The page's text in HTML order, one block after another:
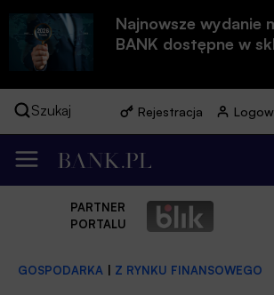
Najnowsze wydanie
BANK dostępne w
Szukaj Rejestracja
PARTNER
PORTALU
GOSPODARKA Z RYNKU FINANSOWEGO